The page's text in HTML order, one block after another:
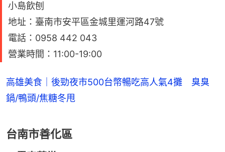
小島飲刨
地址：臺南市安平區金城里運河路47號
電話：0958 442 043
營業時間：11:00-19:00
高雄美食｜後勁夜市500台幣暢吃高人氣4攤 臭臭
鍋/鴨頭/焦糖冬甩
台南市善化區